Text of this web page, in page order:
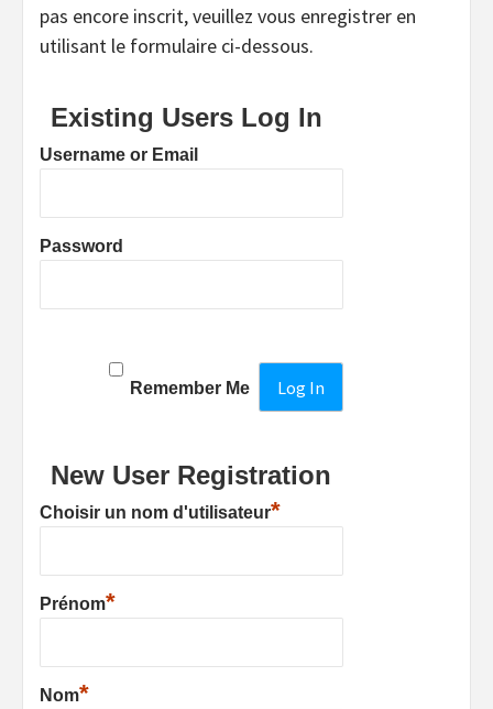
pas encore inscrit, veuillez vous enregistrer en
utilisant le formulaire ci-dessous.
Existing Users Log In
Username or Email
Password
Remember Me
New User Registration
Choisir un nom d'utilisateur*
Prénom*
Nom*